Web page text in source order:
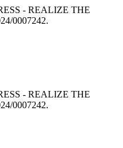
- REALIZE THE
0007242.
- REALIZE THE
0007242.